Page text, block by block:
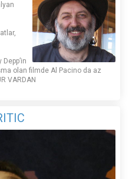
olan filmde Al Pacino da az
VARDAN